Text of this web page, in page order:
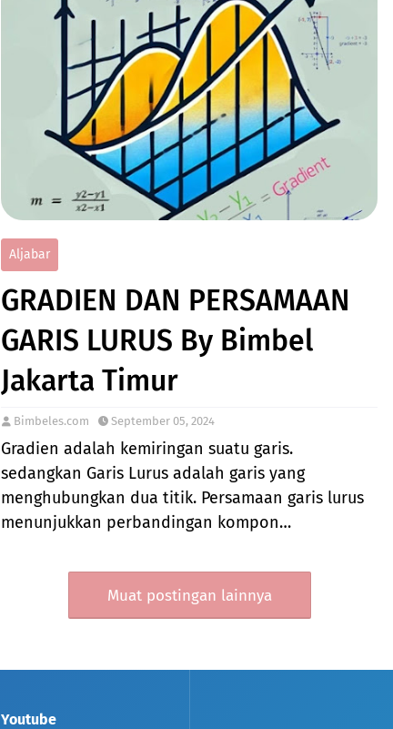
Aljabar
GRADIEN DAN PERSAMAAN
GARIS LURUS By Bimbel
Jakarta Timur
Bimbeles.com September 05, 2024
Gradien adalah kemiringan suatu garis.
sedangkan Garis Lurus adalah garis yang
menghubungkan dua titik. Persamaan garis lurus
menunjukkan perbandingan kompon…
Muat postingan lainnya
Youtube